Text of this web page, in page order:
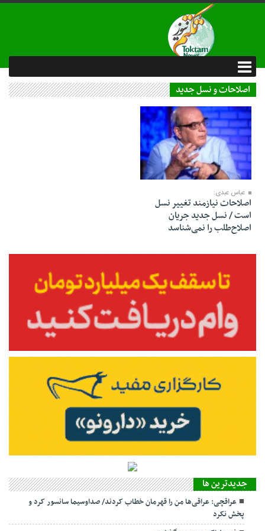
اصلاحات و نسل جدید
04 خرداد 1404
عباس عبدی:
اصلاحات نیازمند تغییر نسل
است / نسل جدید جریان
اصلاح‌طلب را نمی‌شناسد
جديدترين ها
عراقچی: عراقی‌ها من را قهرمان خطاب کردند/ صداوسیما سانسور کرد و
پخش نکرد